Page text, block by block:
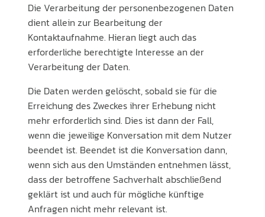
Die Verarbeitung der personenbezogenen Daten
dient allein zur Bearbeitung der
Kontaktaufnahme. Hieran liegt auch das
erforderliche berechtigte Interesse an der
Verarbeitung der Daten.
Die Daten werden gelöscht, sobald sie für die
Erreichung des Zweckes ihrer Erhebung nicht
mehr erforderlich sind. Dies ist dann der Fall,
wenn die jeweilige Konversation mit dem Nutzer
beendet ist. Beendet ist die Konversation dann,
wenn sich aus den Umständen entnehmen lässt,
dass der betroffene Sachverhalt abschließend
geklärt ist und auch für mögliche künftige
Anfragen nicht mehr relevant ist.